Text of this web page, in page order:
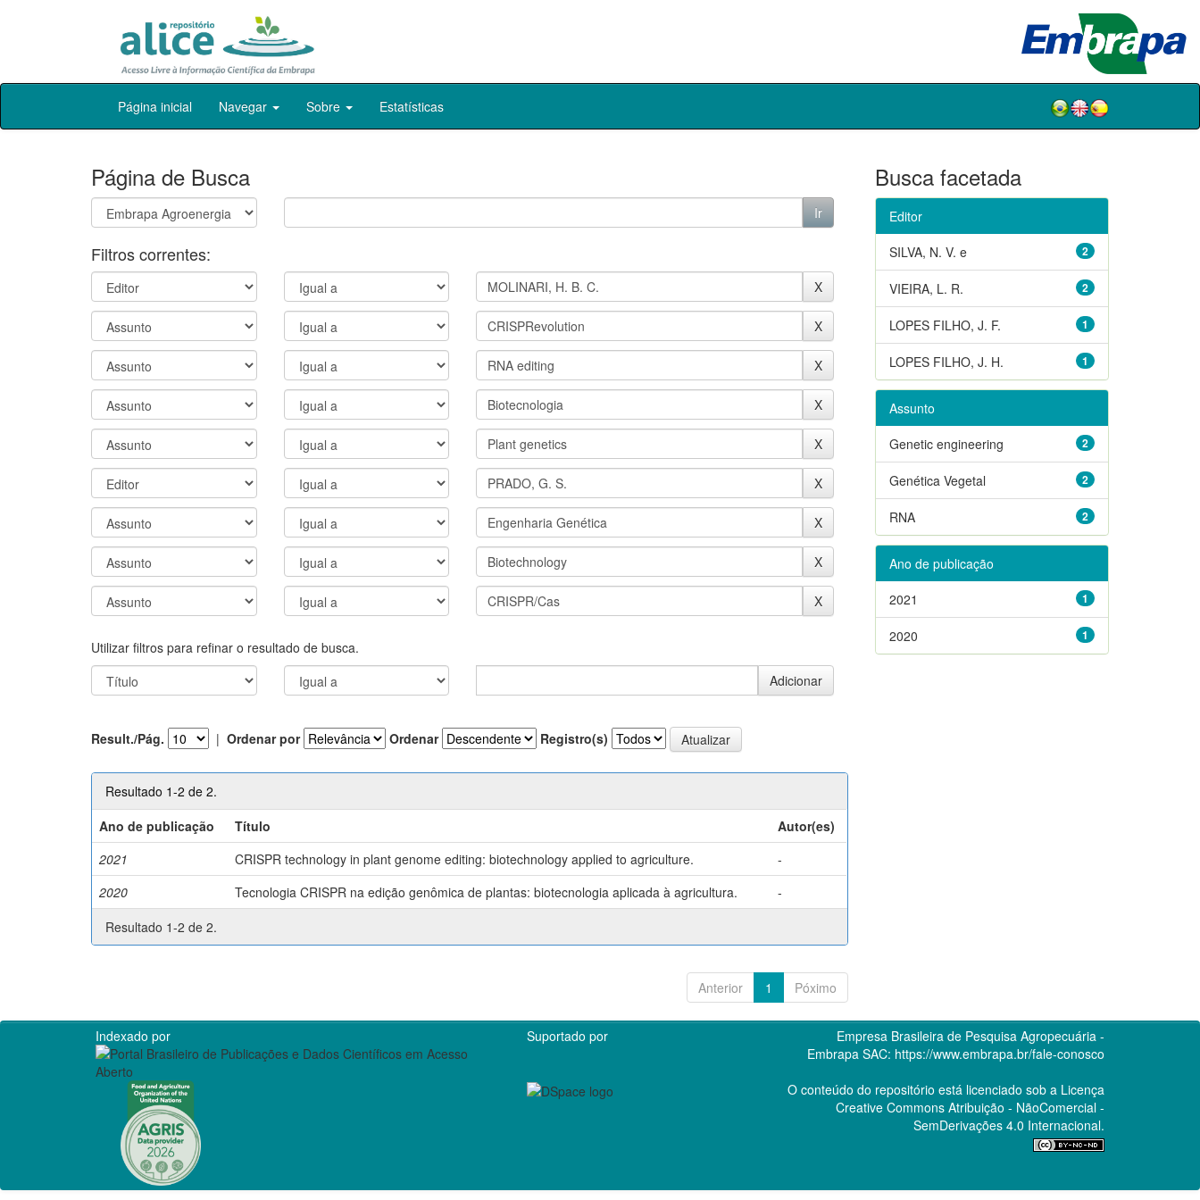
Skip
Página inicial Navegar Sobre Estatísticas
Página de Busca
Filtros correntes:
Utilizar filtros para refinar o resultado de busca.
Result./Pág. | Ordenar por Ordenar Registro(s)
Resultado 1-2 de 2.
Ano de publicação
Título
Autor(es)
2021
CRISPR technology in plant genome editing: biotechnology applied to agriculture.
-
2020
Tecnologia CRISPR na edição genômica de plantas: biotecnologia aplicada à agricultura.
-
Resultado 1-2 de 2.
Anterior 1 Póximo
Busca facetada
Editor
2
SILVA, N. V. e
2
VIEIRA, L. R.
1
LOPES FILHO, J. F.
1
LOPES FILHO, J. H.
Assunto
2
Genetic engineering
2
Genética Vegetal
2
RNA
Ano de publicação
1
2021
1
2020
Indexado por Suportado por
Empresa Brasileira de Pesquisa Agropecuária -
Embrapa SAC: https://www.embrapa.br/fale-conosco
O conteúdo do repositório está licenciado sob a Licença
Creative CommonsAtribuição - NãoComercial -
SemDerivações 4.0 Internacional.